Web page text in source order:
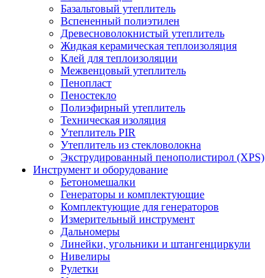
Базальтовый утеплитель
Вспененный полиэтилен
Древесноволокнистый утеплитель
Жидкая керамическая теплоизоляция
Клей для теплоизоляции
Межвенцовый утеплитель
Пенопласт
Пеностекло
Полиэфирный утеплитель
Техническая изоляция
Утеплитель PIR
Утеплитель из стекловолокна
Экструдированный пенополистирол (XPS)
Инструмент и оборудование
Бетономешалки
Генераторы и комплектующие
Комплектующие для генераторов
Измерительный инструмент
Дальномеры
Линейки, угольники и штангенциркули
Нивелиры
Рулетки